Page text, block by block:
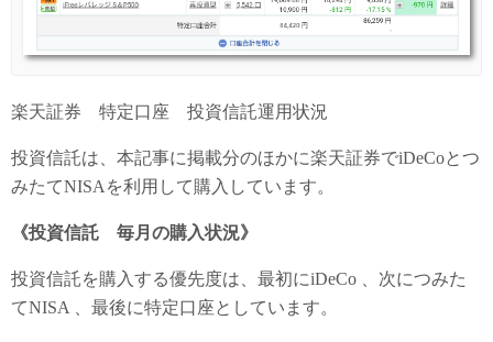
楽天証券 特定口座 投資信託運用状況
投資信託は、本記事に掲載分のほかに楽天証券でiDeCoとつ
みたてNISAを利用して購入しています。
《投資信託 毎月の購入状況》
投資信託を購入する優先度は、最初にiDeCo 、次につみた
てNISA 、最後に特定口座としています。